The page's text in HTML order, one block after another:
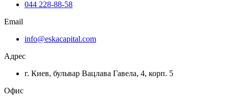
044 228-88-58
Email
info@eskacapital.com
Адрес
г. Киев, бульвар Вацлава Гавела, 4, корп. 5
Офис